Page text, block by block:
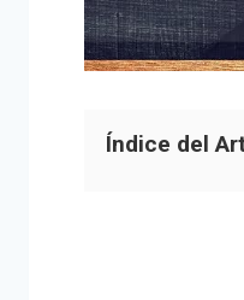
Índice del